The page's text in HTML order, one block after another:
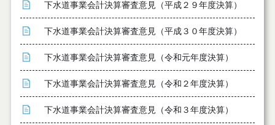
下水道事業会計決算審査意見（平成２９年度決算）
下水道事業会計決算審査意見（平成３０年度決算）
下水道事業会計決算審査意見（令和元年度決算）
下水道事業会計決算審査意見（令和２年度決算）
下水道事業会計決算審査意見（令和３年度決算）